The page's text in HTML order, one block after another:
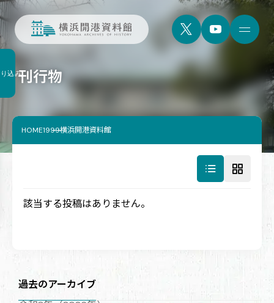
刊行物
HOME1999横浜開港資料館
該当する投稿はありません。
込み
過去のアーカイブ